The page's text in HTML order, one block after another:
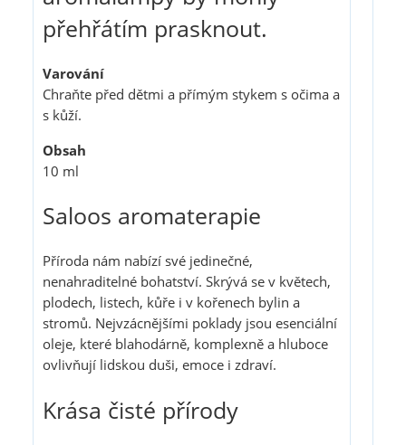
přehřátím prasknout.
Varování
Chraňte před dětmi a přímým stykem s očima a
s kůží.
Obsah
10 ml
Saloos aromaterapie
Příroda nám nabízí své jedinečné,
nenahraditelné bohatství. Skrývá se v květech,
plodech, listech, kůře i v kořenech bylin a
stromů. Nejvzácnějšími poklady jsou esenciální
oleje, které blahodárně, komplexně a hluboce
ovlivňují lidskou duši, emoce i zdraví.
Krása čisté přírody